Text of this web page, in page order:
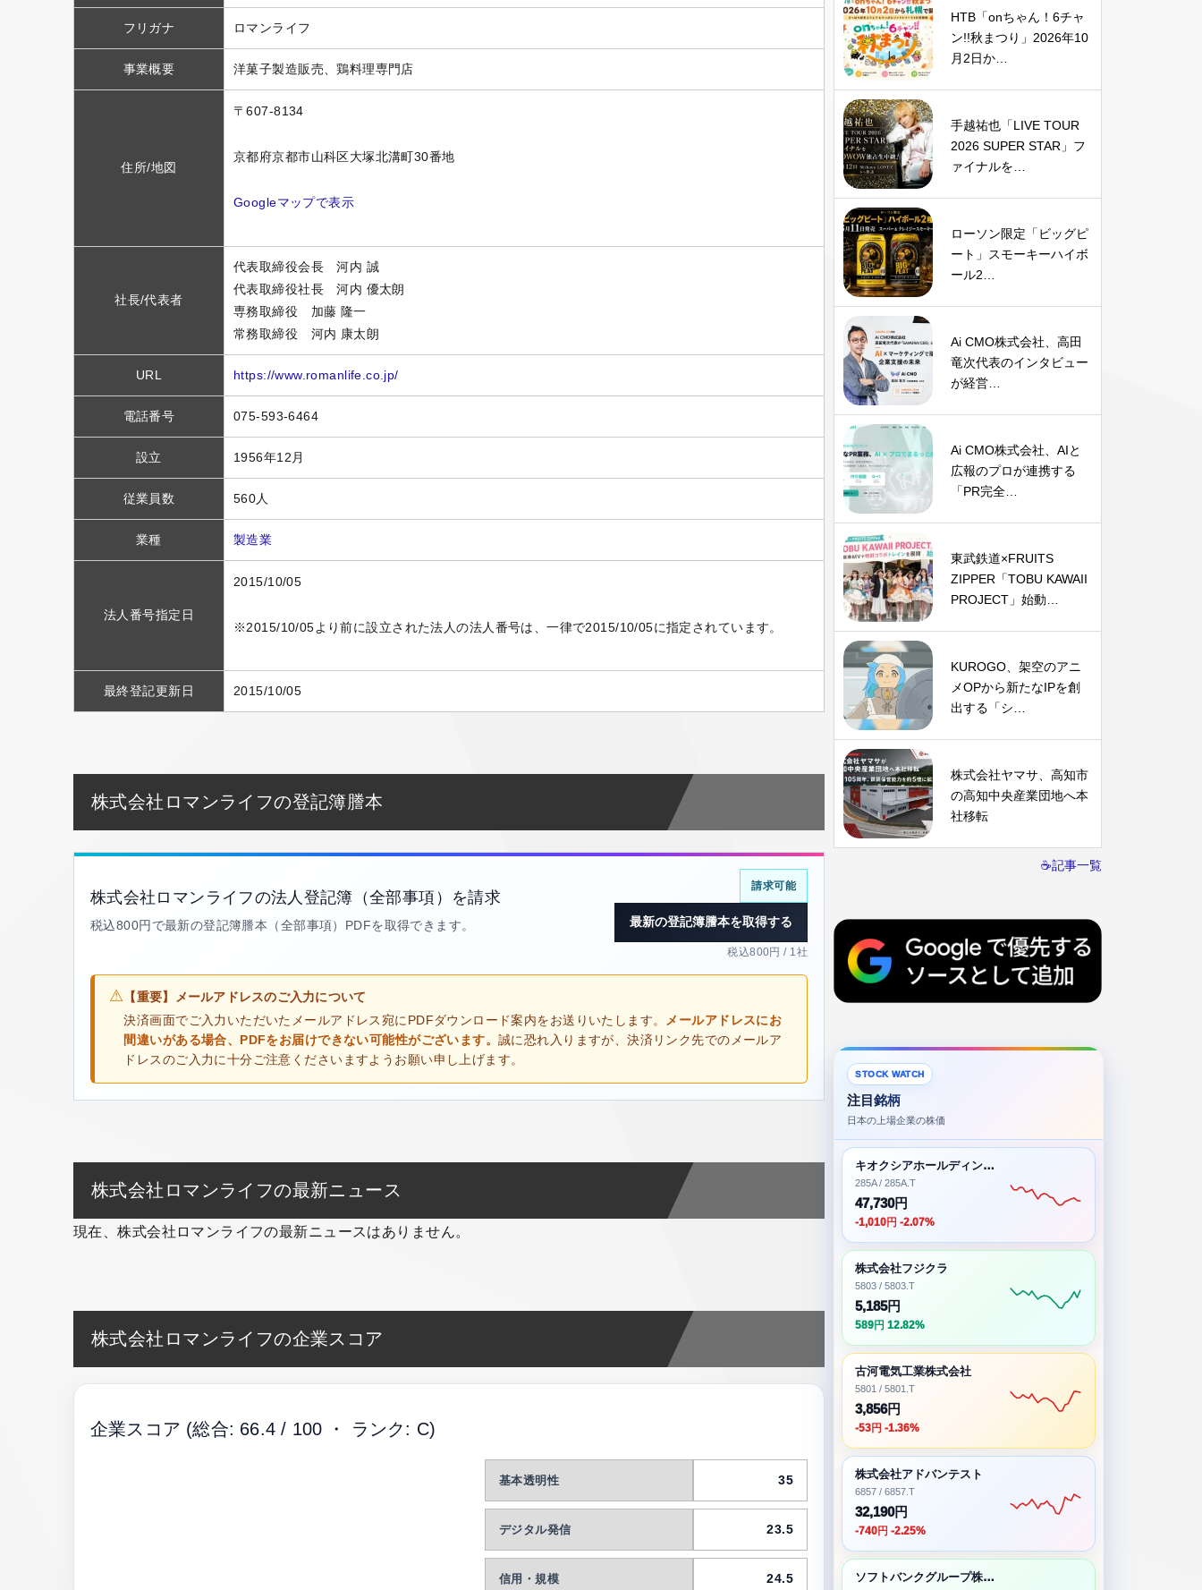
フリガナ ロマンライフ
事業概要 洋菓子製造販売、鶏料理専門店
住所/地図
〒607-8134
京都府京都市山科区大塚北溝町30番地
Googleマップで表示
社長/代表者
代表取締役会長 河内 誠
代表取締役社長 河内 優太朗
専務取締役 加藤 隆一
常務取締役 河内 康太朗
URL https://www.romanlife.co.jp/
電話番号 075-593-6464
設立 1956年12月
従業員数 560人
業種 製造業
法人番号指定日
2015/10/05
※2015/10/05より前に設立された法人の法人番号は、一律で2015/10/05に指定されています。
最終登記更新日 2015/10/05
株式会社ロマンライフの登記簿謄本
株式会社ロマンライフの法人登記簿（全部事項）を請求
税込800円で最新の登記簿謄本（全部事項）PDFを取得できます。
請求可能
最新の登記簿謄本を取得する
税込800円 / 1社
⚠ 【重要】メールアドレスのご入力について
決済画面でご入力いただいたメールアドレス宛にPDFダウンロード案内をお送りいたします。
メールアドレスにお
間違いがある場合、PDFをお届けできない可能性がございます。誠に恐れ入りますが、決済リンク先でのメールア
ドレスのご入力に十分ご注意くださいますようお願い申し上げます。
株式会社ロマンライフの最新ニュース
現在、株式会社ロマンライフの最新ニュースはありません。
株式会社ロマンライフの企業スコア
企業スコア (総合: 66.4 / 100 ・ ランク: C)
基本透明性 35
デジタル発信 23.5
信用・規模 24.5
HTB「onちゃん！6チャ
ン!!秋まつり」2026年10
月2日か…
手越祐也「LIVE TOUR
2026 SUPER STAR」フ
ァイナルを…
ローソン限定「ビッグピ
ート」スモーキーハイボ
ール2…
Ai CMO株式会社、高田
竜次代表のインタビュー
が経営…
Ai CMO株式会社、AIと
広報のプロが連携する
「PR完全…
東武鉄道×FRUITS
ZIPPER「TOBU KAWAII
PROJECT」始動…
KUROGO、架空のアニ
メOPから新たなIPを創
出する「シ…
株式会社ヤマサ、高知市
の高知中央産業団地へ本
社移転
☕記事一覧
STOCK WATCH
注目銘柄
日本の上場企業の株価
キオクシアホールディングス株式会社
285A / 285A.T
47,730円
-1,010円 -2.07%
株式会社フジクラ
5803 / 5803.T
5,185円
589円 12.82%
古河電気工業株式会社
5801 / 5801.T
3,856円
-53円 -1.36%
株式会社アドバンテスト
6857 / 6857.T
32,190円
-740円 -2.25%
ソフトバンクグループ株式会社